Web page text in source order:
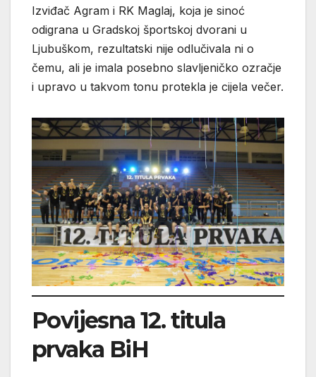
Izviđač Agram i RK Maglaj, koja je sinoć
odigrana u Gradskoj športskoj dvorani u
Ljubuškom, rezultatski nije odlučivala ni o
čemu, ali je imala posebno slavljeničko ozračje
i upravo u takvom tonu protekla je cijela večer.
Povijesna 12. titula
prvaka BiH